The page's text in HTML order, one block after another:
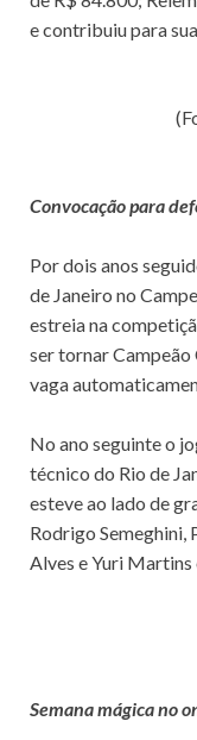
e contribuiu para
Convocação para
Por dois anos
de Janeiro no
estreia na
ser tornar Campeão
vaga
No ano seguinte o
técnico do Rio de
esteve ao lado de
Rodrigo Semeghini,
Alves e Yuri
Semana mágica no